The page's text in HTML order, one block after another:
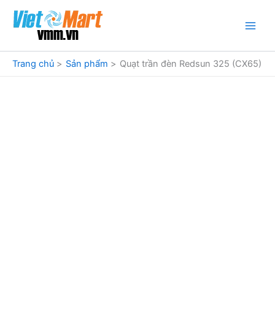
dung
Trang chủ
Sản phẩm Quạt trần đèn Redsun 325 (CX65)